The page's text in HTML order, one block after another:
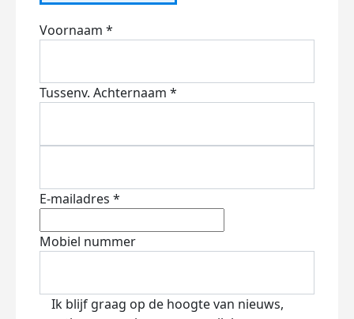
Voornaam *
Tussenv. Achternaam *
E-mailadres *
Mobiel nummer
Ik blijf graag op de hoogte van nieuws,